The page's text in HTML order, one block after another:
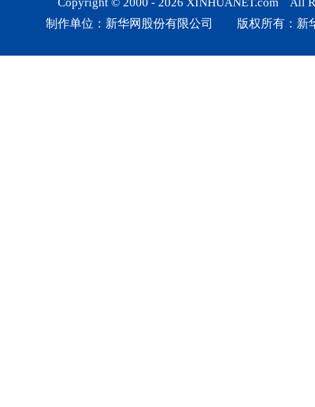
制作单位：新华网股份有限公司 版权所有：新